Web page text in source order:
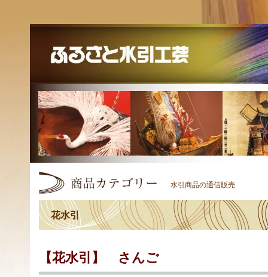
水引商品の通信販売
花水引
【花水引】 さんご